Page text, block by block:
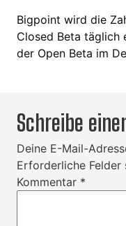
Bigpoint wird die
Closed Beta täglich
der Open Beta im
Schreibe
Deine E-Mail-
Erforderliche Felder
Kommentar *